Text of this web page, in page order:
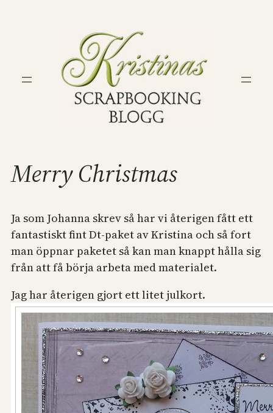
Merry Christmas
Ja som Johanna skrev så har vi återigen fått ett
fantastiskt fint Dt-paket av Kristina och så fort
man öppnar paketet så kan man knappt hålla sig
från att få börja arbeta med materialet.
Jag har återigen gjort ett litet julkort.